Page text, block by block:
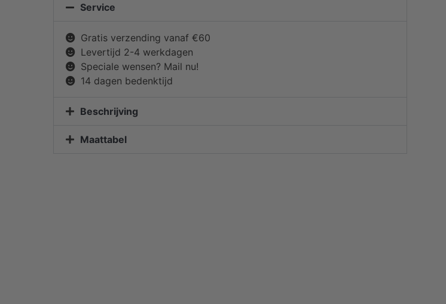
Service
Gratis verzending vanaf €60
Levertijd 2-4 werkdagen
Speciale wensen? Mail nu!
14 dagen bedenktijd
Beschrijving
Maattabel